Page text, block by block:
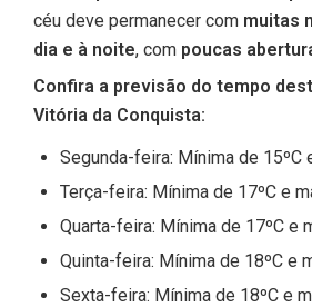
céu deve permanecer com muitas
dia e à noite, com poucas
Confira a previsão do tempo
Vitória da Conquista:
Segunda-feira: Mínima de 15ºC
Terça-feira: Mínima de 17ºC e
Quarta-feira: Mínima de 17ºC e
Quinta-feira: Mínima de 18ºC e
Sexta-feira: Mínima de 18ºC e